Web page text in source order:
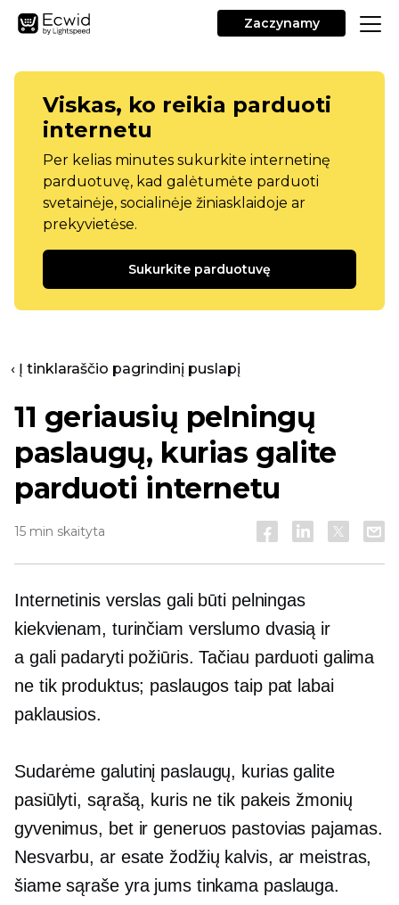
Zaczynamy
Viskas, ko reikia parduoti
internetu
Per kelias minutes sukurkite internetinę
parduotuvę, kad galėtumėte parduoti
svetainėje, socialinėje žiniasklaidoje ar
prekyvietėse.
Sukurkite parduotuvę
‹ Į tinklaraščio pagrindinį puslapį
11 geriausių pelningų
paslaugų, kurias galite
parduoti internetu
15 min skaityta
Internetinis verslas gali būti pelningas
kiekvienam, turinčiam verslumo dvasią ir
a gali padarytipožiūris. Tačiau parduoti galima
ne tik produktus; paslaugos taip pat labai
paklausios.
Sudarėme galutinį paslaugų, kurias galite
pasiūlyti, sąrašą, kuris ne tik pakeis žmonių
gyvenimus, bet ir generuos pastovias pajamas.
Nesvarbu, ar esate žodžių kalvis, ar meistras,
šiame sąraše yra jums tinkama paslauga.